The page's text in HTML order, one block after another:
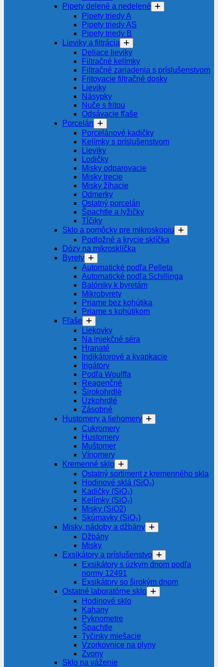
Pipety delené a nedelené
Pipety triedy A
Pipety triedy AS
Pipety triedy B
Lieviky a filtrácia
Deliace lieviky
Filtračné kelímky
Filtračné zariadenia s príslušenstvom
Fritovacie filtračné dosky
Lieviky
Násypky
Nuče s fritou
Odsávacie fľaše
Porcelán
Porcelánové kadičky
Kelímky s príslušenstvom
Lieviky
Lodičky
Misky odparovacie
Misky trecie
Misky žíhacie
Odmerky
Ostatný porcelán
Špachtle a lyžičky
Tĺčiky
Sklo a pomôcky pre mikroskopiu
Podložné a krycie sklíčka
Dózy na mikrosklíčka
Byrety
Automatické podľa Pelleta
Automatické podľa Schillinga
Balóniky k byretám
Mikrobyrety
Priame bez kohútika
Priame s kohútikom
Fľaše
Liekovky
Na injekčné séra
Hranaté
Indikátorové a kvapkacie
Irigátory
Podľa Woulffa
Reagenčné
Širokohrdlé
Úzkohrdlé
Zásobné
Hustomery a liehomery
Cukromery
Hustomery
Muštomer
Vínomery
Kremenné sklo
Ostatný sortiment z kremenného skla
Hodinové sklá (SiO₂)
Kadičky (SiO₂)
Kelímky (SiO₂)
Misky (SiO2)
Skúmavky (SiO₂)
Misky, nádoby a džbány
Džbány
Misky
Exsikátory a príslušenstvo
Exsikátory s úzkym dnom podľa
normy 12491
Exsikátory so širokým dnom
Ostatné laboratórne sklo
Hodinové sklo
Kahany
Pyknometre
Špachtle
Tyčinky miešacie
Vzorkovnice na plyny
Zvony
Sklo na váženie